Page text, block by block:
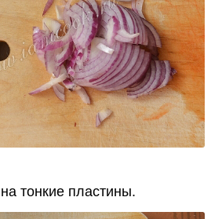
тонкие пластины.